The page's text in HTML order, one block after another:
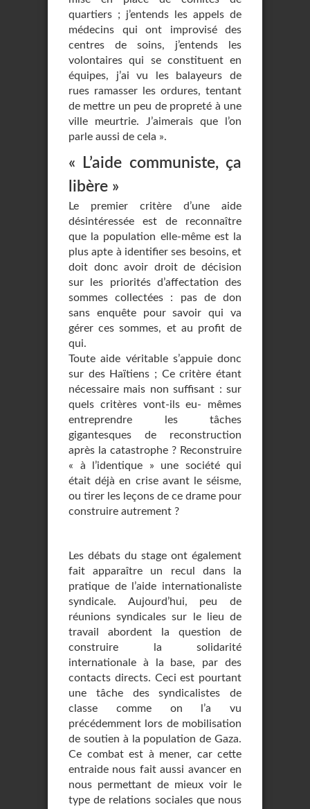
quartiers ; j’entends les appels de
médecins qui ont improvisé des
centres de soins, j’entends les
volontaires qui se constituent en
équipes, j’ai vu les balayeurs de
rues ramasser les ordures, tentant
de mettre un peu de propreté à une
ville meurtrie. J’aimerais que l’on
parle aussi de cela ».
« L’aide communiste, ça
libère »
Le premier critère d’une aide
désintéressée est de reconnaître
que la population elle-même est la
plus apte à identifier ses besoins, et
doit donc avoir droit de décision
sur les priorités d’affectation des
sommes collectées : pas de don
sans enquête pour savoir qui va
gérer ces sommes, et au profit de
qui.
Toute aide véritable s’appuie donc
sur des Haïtiens ; Ce critère étant
nécessaire mais non suffisant : sur
quels critères vont-ils eu- mêmes
entreprendre les tâches
gigantesques de reconstruction
après la catastrophe ? Reconstruire
« à l’identique » une société qui
était déjà en crise avant le séisme,
ou tirer les leçons de ce drame pour
construire autrement ?
Les débats du stage ont également
fait apparaître un recul dans la
pratique de l’aide internationaliste
syndicale. Aujourd’hui, peu de
réunions syndicales sur le lieu de
travail abordent la question de
construire la solidarité
internationale à la base, par des
contacts directs. Ceci est pourtant
une tâche des syndicalistes de
classe comme on l’a vu
précédemment lors de mobilisation
de soutien à la population de Gaza.
Ce combat est à mener, car cette
entraide nous fait aussi avancer en
nous permettant de mieux voir le
type de relations sociales que nous